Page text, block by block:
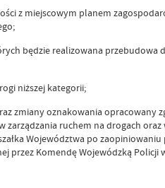
z miejscowym planem
będzie realizowana przebudowa
niższej kategorii;
zmiany oznakowania opracowany
zarządzania ruchem na drogach
Województwa po
przez Komendę Wojewódzką Policji